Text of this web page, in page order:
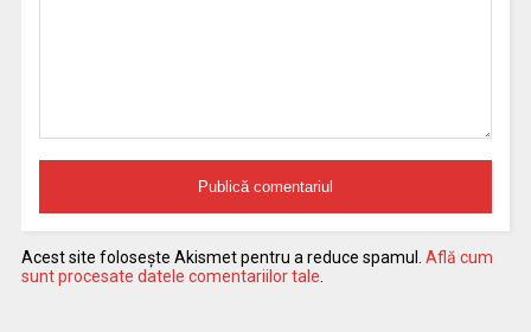
Acest site folosește Akismet pentru a reduce spamul. Află cum
sunt procesate datele comentariilor tale